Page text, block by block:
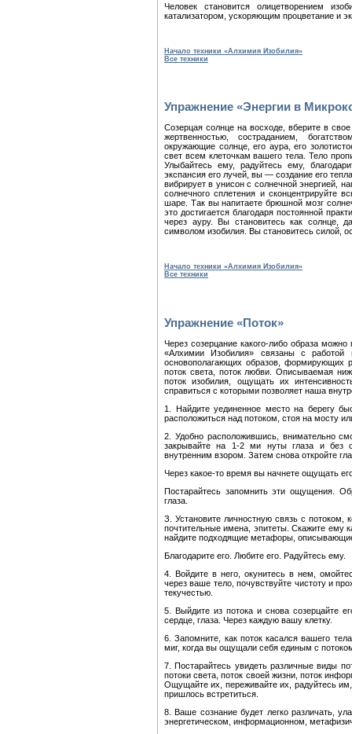
Человек становится олицетворением
катализатором, ускоряющим процветание и
Начало техники «Алхимия Изобилия»
Все техники
Упражнение «Энергии в
Созерцая солнце на восходе, вберите в
жертвенностью, состраданием,
окружающие солнце, его аура, его
свет всем клеточкам вашего тела. Тело
Улыбайтесь ему, радуйтесь ему,
экспансия его лучей, вы — создание его
вибрирует в унисон с солнечной энергией,
солнечного сплетения и сконцентрируйте
шаре. Так вы напитаете брюшной мозг
это достигается благодаря постоянной
через ауру. Вы становитесь как
символом изобилия. Вы становитесь силой,
Начало техники «Алхимия Изобилия»
Все техники
Упражнение «Поток»
Через созерцание какого-либо образа
«Алхимии Изобилия» связаны с работой
основополагающих образов, формирующих
поток света, поток любви. Описываемая
поток изобилия, ощущать их
справиться с которыми позволяет наша
1. Найдите уединенное место на берегу
расположиться над потоком, стоя на мосту
2. Удобно расположившись, внимательно
закрывайте на 1-2 ми нуты глаза и без
внутренним взором. Затем снова откройте
Через какое-то время вы начнете ощущать
Постарайтесь запомнить эти ощущения.
глаза.
З. Установите личностную связь с
почтительные имена, эпитеты. Скажите ему
найдите подходящие метафоры,
Благодарите его. Любите его. Радуйтесь ему.
4. Войдите в него, окунитесь в нем,
через ваше тело, почувствуйте чистоту и
текучестью.
5. Выйдите из потока и снова созерцайте
сердце, глаза. Через каждую вашу клетку.
6. Запомните, как поток касался вашего
миг, когда вы ощущали себя единым с
7. Постарайтесь увидеть различные виды
потоки света, поток своей жизни, поток
Ощущайте их, переживайте их, радуйтесь
пришлось встретиться.
8. Ваше сознание будет легко различать,
энергетическом, информационном,